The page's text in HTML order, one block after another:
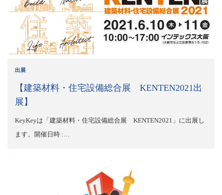
出展
【建築材料・住宅設備総合展 KENTEN2021出
展】
KeyKeyは「建築材料・住宅設備総合展 KENTEN2021」に出展し
ます。開催日時 :…